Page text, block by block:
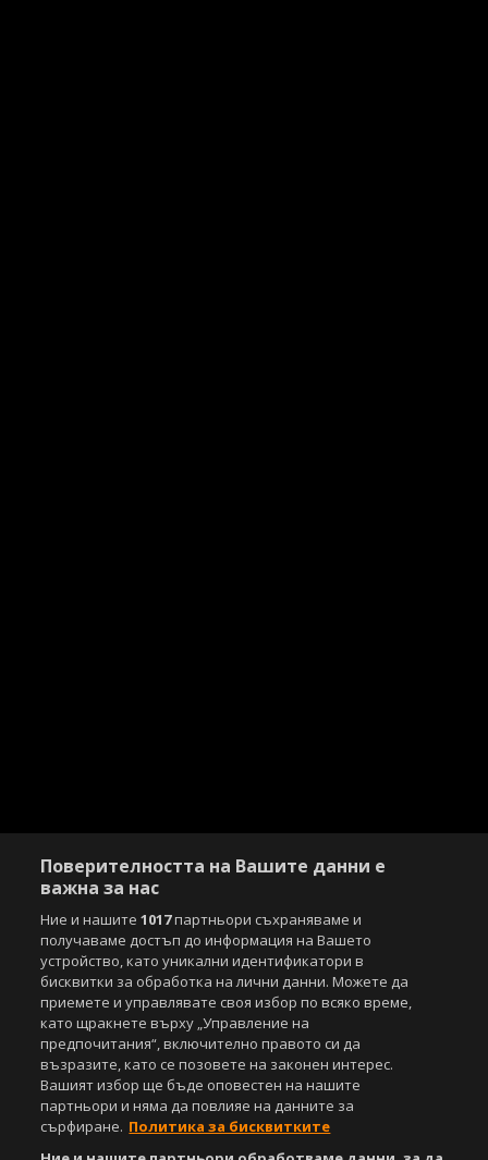
Поверителността на Вашите данни е
важна за нас
Ние и нашите1017партньори съхраняваме и
получаваме достъп до информация на Вашето
устройство, като уникални идентификатори в
бисквитки за обработка на лични данни. Можете да
приемете и управлявате своя избор по всяко време,
като щракнете върху „Управление на
предпочитания“, включително правото си да
възразите, като се позовете на законен интерес.
Вашият избор ще бъде оповестен на нашите
партньори и няма да повлияе на данните за
сърфиране. Политика за бисквитките